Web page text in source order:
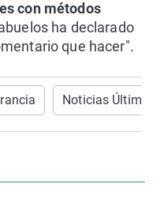
con métodos
ha declarado
que hacer".
Noticias Última